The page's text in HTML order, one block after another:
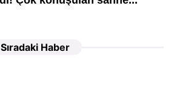
Sıradaki Haber